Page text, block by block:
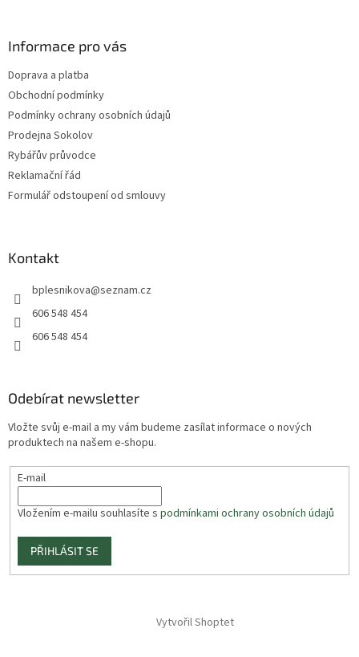
Informace pro vás
Doprava a platba
Obchodní podmínky
Podmínky ochrany osobních údajů
Prodejna Sokolov
Rybářův průvodce
Reklamační řád
Formulář odstoupení od smlouvy
Kontakt
bplesnikova@seznam.cz
606 548 454
606 548 454
Odebírat newsletter
Vložte svůj e-mail a my vám budeme zasílat informace o nových
produktech na našem e-shopu.
E-mail
Vložením e-mailu souhlasíte s podmínkami ochrany osobních údajů
PŘIHLÁSIT SE
Vytvořil Shoptet